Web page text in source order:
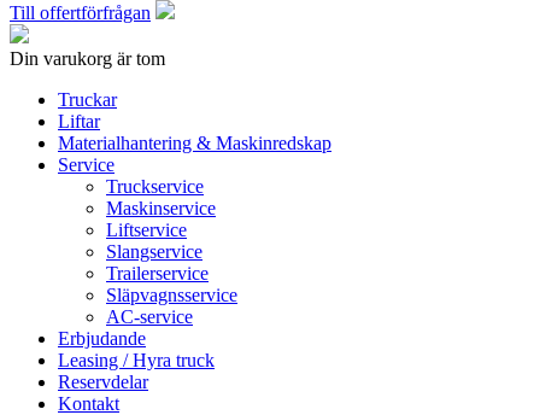
Till offertförfrågan
Din varukorg är tom
Truckar
Liftar
Materialhantering & Maskinredskap
Service
Truckservice
Maskinservice
Liftservice
Slangservice
Trailerservice
Släpvagnsservice
AC-service
Erbjudande
Leasing / Hyra truck
Reservdelar
Kontakt